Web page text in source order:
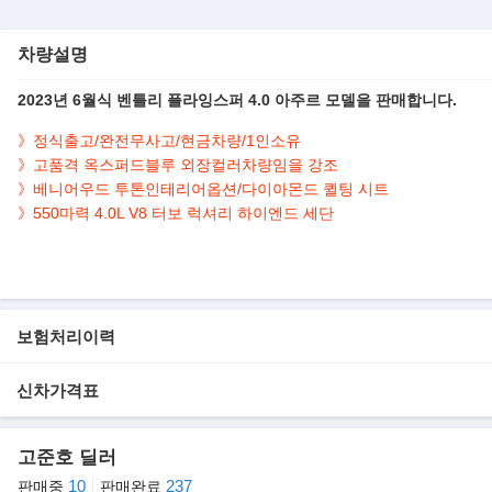
차량설명
2023년 6월식 벤틀리 플라잉스퍼 4.0 아주르 모델을 판매합니다.
》정식출고/완전무사고/현금차량/1인소유
》고품격 옥스퍼드블루 외장컬러차량임을 강조
》베니어우드 투톤인테리어옵션/다이아몬드 퀼팅 시트
》550마력 4.0L V8 터보 럭셔리 하이엔드 세단
- 정식출고
- 완전무사고
- 짧은주행거리 보유
- 옥스퍼드블루 외장 옵션
- 깔끔하게 관리된 실내/외 컨디션
보험처리이력
신차가격표
고준호 딜러
판매중 10 판매완료 237